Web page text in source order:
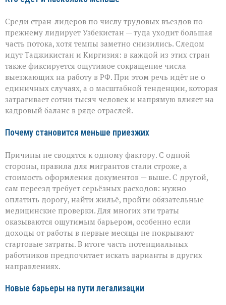
Среди стран-лидеров по числу трудовых въездов по-
прежнему лидирует Узбекистан — туда уходит большая
часть потока, хотя темпы заметно снизились. Следом
идут Таджикистан и Киргизия: в каждой из этих стран
также фиксируется ощутимое сокращение числа
выезжающих на работу в РФ. При этом речь идёт не о
единичных случаях, а о масштабной тенденции, которая
затрагивает сотни тысяч человек и напрямую влияет на
кадровый баланс в ряде отраслей.
Почему становится меньше приезжих
Причины не сводятся к одному фактору. С одной
стороны, правила для мигрантов стали строже, а
стоимость оформления документов — выше. С другой,
сам переезд требует серьёзных расходов: нужно
оплатить дорогу, найти жильё, пройти обязательные
медицинские проверки. Для многих эти траты
оказываются ощутимым барьером, особенно если
доходы от работы в первые месяцы не покрывают
стартовые затраты. В итоге часть потенциальных
работников предпочитает искать варианты в других
направлениях.
Новые барьеры на пути легализации